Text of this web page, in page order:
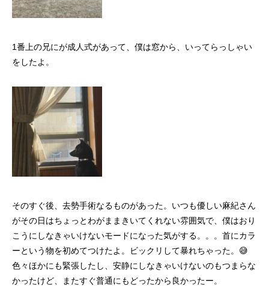
1番上の兄にが成人式があって、僕は窓から、いってらっしゃい
をしたよ。
そのすぐ後、去勢手術なるものがあった。いつも優しい麻紀さん
がその日はちょっとわがままきいてくれない雰囲気で、僕はおり
こうにしなきゃいけないモードになった気がする。。。首にカラ
ーという物を初めてつけたよ。ビックリして暴れちゃった。😅
色々ほかにも緊張したし、安静にしなきゃいけないのもつまらな
かったけど、またすぐ普通にもどったから良かったー。